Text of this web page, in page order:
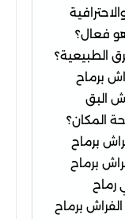
فعال؟
الطبيعية؟
برماح
البق
المكان؟
برماح
برماح
رماح
برماح